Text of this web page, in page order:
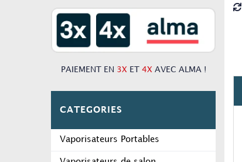
PAIEMENT EN 3X ET 4X AVEC ALMA !
CATEGORIES
Vaporisateurs Portables